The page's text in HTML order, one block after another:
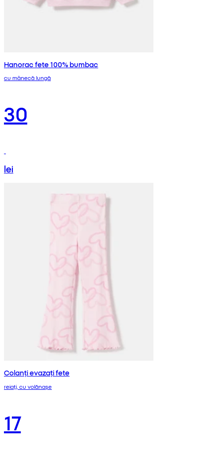
Hanorac fete 100% bumbac
cu mânecă lungă
30
lei
Colanți evazați fete
reiați, cu volănașe
17